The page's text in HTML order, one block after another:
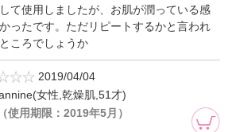
て使用しましたが、お肌が潤っている感
ったです。ただリピートするかと言われ
ころでしょうか
2019/04/04
女性,乾燥肌,51才)
使用期限：2019年5月）